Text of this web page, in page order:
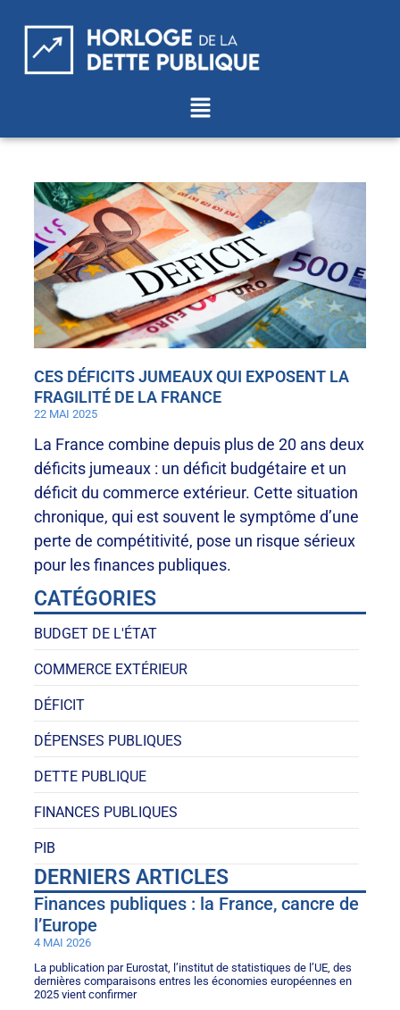
contenu
Menu
CES DÉFICITS JUMEAUX QUI EXPOSENT LA
FRAGILITÉ DE LA FRANCE
22 MAI 2025
La France combine depuis plus de 20 ans deux
déficits jumeaux : un déficit budgétaire et un
déficit du commerce extérieur. Cette situation
chronique, qui est souvent le symptôme d’une
perte de compétitivité, pose un risque sérieux
pour les finances publiques.
CATÉGORIES
BUDGET DE L'ÉTAT
COMMERCE EXTÉRIEUR
DÉFICIT
DÉPENSES PUBLIQUES
DETTE PUBLIQUE
FINANCES PUBLIQUES
PIB
DERNIERS ARTICLES
Finances publiques : la France, cancre de
l’Europe
4 MAI 2026
La publication par Eurostat, l’institut de statistiques de l’UE, des
dernières comparaisons entres les économies européennes en
2025 vient confirmer